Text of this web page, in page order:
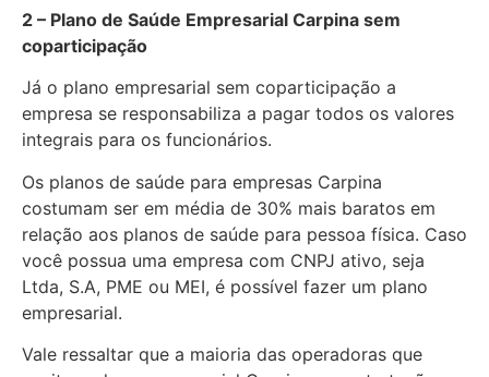
2 – Plano de Saúde Empresarial Carpina sem
coparticipação
Já o plano empresarial sem coparticipação a
empresa se responsabiliza a pagar todos os valores
integrais para os funcionários.
Os planos de saúde para empresas Carpina
costumam ser em média de 30% mais baratos em
relação aos planos de saúde para pessoa física. Caso
você possua uma empresa com CNPJ ativo, seja
Ltda, S.A, PME ou MEI, é possível fazer um plano
empresarial.
Vale ressaltar que a maioria das operadoras que